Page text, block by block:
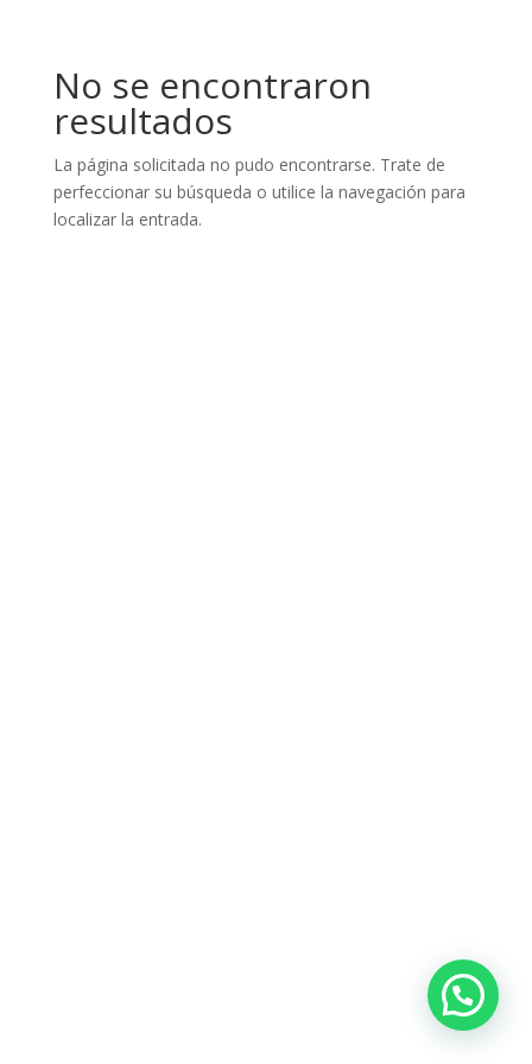
No se encontraron
resultados
La página solicitada no pudo encontrarse. Trate de
perfeccionar su búsqueda o utilice la navegación para
localizar la entrada.